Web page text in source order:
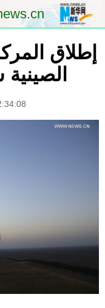
الصفحة الأولى
العالم
إطلاق
الصينية